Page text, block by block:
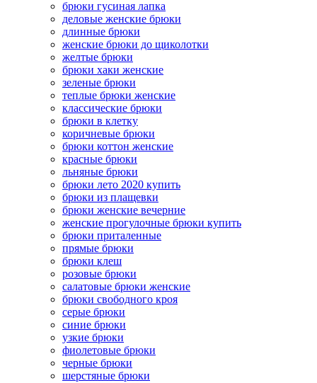
брюки гусиная лапка
деловые женские брюки
длинные брюки
женские брюки до щиколотки
желтые брюки
брюки хаки женские
зеленые брюки
теплые брюки женские
классические брюки
брюки в клетку
коричневые брюки
брюки коттон женские
красные брюки
льняные брюки
брюки лето 2020 купить
брюки из плащевки
брюки женские вечерние
женские прогулочные брюки купить
брюки приталенные
прямые брюки
брюки клеш
розовые брюки
салатовые брюки женские
брюки свободного кроя
серые брюки
синие брюки
узкие брюки
фиолетовые брюки
черные брюки
шерстяные брюки